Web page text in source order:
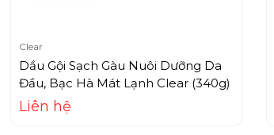
Clear
Dầu Gội Sạch Gàu Nuôi Dưỡng Da
Đầu, Bạc Hà Mát Lạnh Clear (340g)
Liên hệ